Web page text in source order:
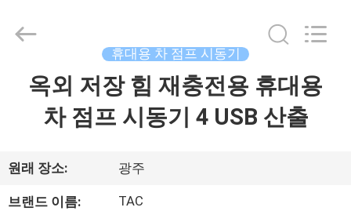
품
2011
Sunland
Reserved.
휴대용 차 점프 시동기
옥외 저장 힘 재충전용 휴대용
차 점프 시동기 4 USB 산출
원래 장소: 광주
브랜드 이름: TAC